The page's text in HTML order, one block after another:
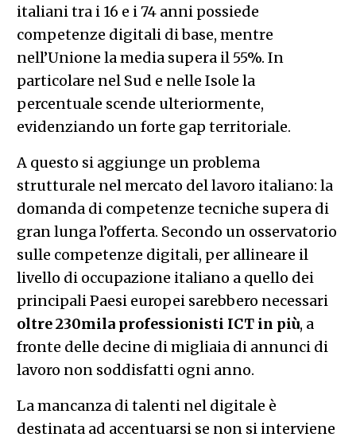
italiani tra i 16 e i 74 anni possiede
competenze digitali di base, mentre
nell’Unione la media supera il 55%. In
particolare nel Sud e nelle Isole la
percentuale scende ulteriormente,
evidenziando un forte gap territoriale.
A questo si aggiunge un problema
strutturale nel mercato del lavoro italiano: la
domanda di competenze tecniche supera di
gran lunga l’offerta. Secondo un osservatorio
sulle competenze digitali, per allineare il
livello di occupazione italiano a quello dei
principali Paesi europei sarebbero necessari
oltre 230mila professionisti ICT in più, a
fronte delle decine di migliaia di annunci di
lavoro non soddisfatti ogni anno.
La mancanza di talenti nel digitale è
destinata ad accentuarsi se non si interviene